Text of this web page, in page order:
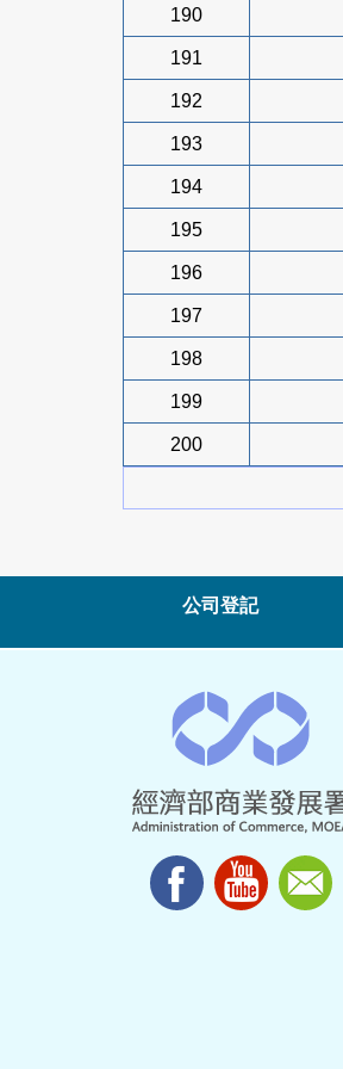
190
191
192
193
194
195
196
197
198
199
200
公司登記